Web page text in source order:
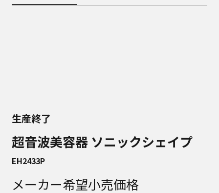
生産終了
超音波美容器 ソニックシェイプ
EH2433P
メーカー希望小売価格